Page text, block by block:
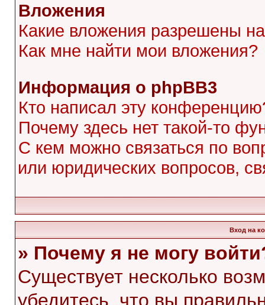
Вложения
Какие вложения разрешены
Как мне найти мои вложения?
Информация о phpBB3
Кто написал эту
Почему здесь нет такой-то
С кем можно связаться по
или юридических вопросов,
Вход на
» Почему я не могу
Существует несколько
убедитесь, что вы